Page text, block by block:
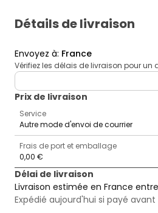
Détails de livraison
Envoyez à: France
Vérifiez les délais de livraison pour un
deliveryCountry
Prix ​​de livraison
Service
Autre mode d'envoi de courrier
Frais de port et emballage
0,00 €
Délai de livraison
Livraison estimée en France
Expédié aujourd'hui si payé avant